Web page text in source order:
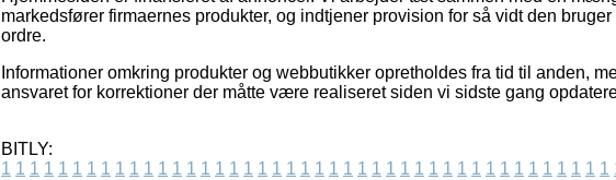
markedsfører firmaernes produkter, og indtjener provision for så vidt den
ordre.
Informationer omkring produkter og webbutikker opretholdes fra tid til anden,
ansvaret for korrektioner der måtte være realiseret siden vi sidste gang
BITLY:
1 1 1 1 1 1 1 1 1 1 1 1 1 1 1 1 1 1 1 1 1 1 1 1 1 1 1 1 1 1 1 1 1 1 1 1 1 1 1 1 1 1 1